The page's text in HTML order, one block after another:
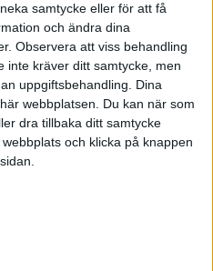
samtycke eller för att få
och ändra dina
Observera att viss behandling
inte kräver ditt samtycke, men
uppgiftsbehandling. Dina
webbplatsen. Du kan när som
dra tillbaka ditt samtycke
och klicka på knappen
Salomonsson